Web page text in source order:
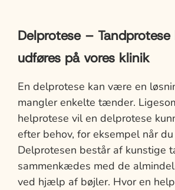
Delprotese –
udføres på vores klinik
En delprotese kan være en
mangler enkelte tænder.
helprotese vil en delprotese
efter behov, for eksempel når
Delprotesen består af kunstige
sammenkædes med de
ved hjælp af bøjler. Hvor en